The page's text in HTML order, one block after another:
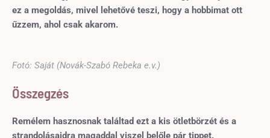
ez a megoldás, mivel lehetővé teszi, hogy a hobbimat ott
űzzem, ahol csak akarom.
Fotó: Saját (Novák-Szabó Rebeka e.v.)
Összegzés
Remélem hasznosnak találtad ezt a kis ötletbörzét és a
strandolásaidra magaddal viszel belőle pár tippet.